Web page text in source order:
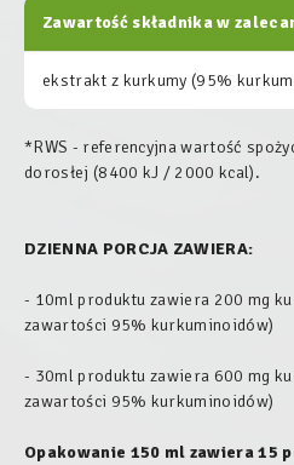
Zawartość składnika w
ekstrakt z kurkumy (95%
*RWS - referencyjna wartość
dorosłej (8400 kJ / 2000 kcal).
DZIENNA PORCJA ZAWIERA:
- 10ml produktu zawiera 200 mg
zawartości 95% kurkuminoidów)
- 30ml produktu zawiera 600 mg
zawartości 95% kurkuminoidów)
Opakowanie 150 ml zawiera 15